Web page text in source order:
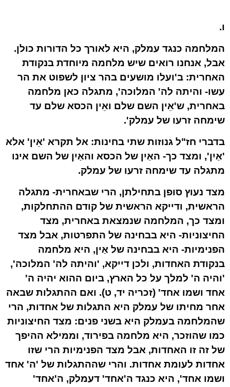
ו.
המלחמה כנגד עמלק, היא לאורך כל הדורות כולן.
אבל, אנחנו רואים שיש מלחמה מיוחדת בנקודת
האחרית: ב'ועלו מושעים בהר ציון לשפוט את הר
עשו- והיתה לה' המלוכה', מתגלה כאן מלחמה
באחרית, ש'אֵין השם שלם ואֵין הכסא שלם עד
שימחה זרעו של עמלק'.
בדברי חז"ל גנוזות שתי בחינות: אל תקרא 'אֵין' אלא
'אַיִן', ומצד כך- האַיִן של הכסא והאַיִן של השם אינו
מתגלה עד שימחה זרעו של עמלק.
מצד נעוץ סופן בתחילתן, הרי שבאחרית- מתגלה
הראשית, ודייקא הראשית של קודם ההתחלקות,
ומצד כך, המלחמה שנמצאת באחרית, מצד
החיצוניות- היא בבחינה של התפרטות, אבל מצד
הפנימיות- היא בבחינה של אַין, היא מלחמה
בנקודת האחדות, ולכן דייקא, 'והיתה לה' המלוכה',
'והיה ה' למלך על כל הארץ, ביום ההוא יהיה ה'
אחד ושמו אחד' (זכריה יד, ט). ואם ההתגלות שבאה
אחר מחיתו של עמלק היא התגלות של אחדות, הרי
שהמלחמה בעמלק היא בשני פנים: מצד החיצוניות
כמו שהוזכר, היא מלחמה בפירוד, וממילא ההיפך
של זה זו האחדות, אבל מצד הפנימיות הרי שזו
אחדות לעומת אחדות. והרי שההתגלות של 'ה' אחד
ושמו אחד', היא כנגד ה'אחד' דעמלק, ה'אחד'